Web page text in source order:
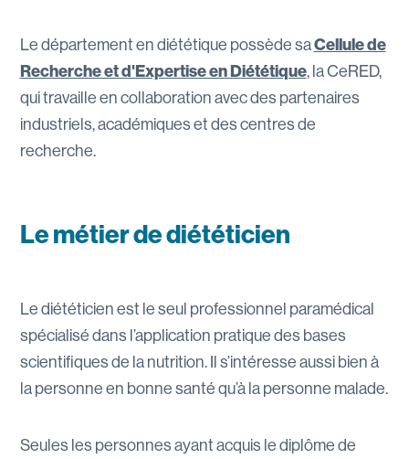
Le département en diététique possède saCellule de
Recherche et d'Expertise en Diététique,la CeRED,
qui travaille en collaboration avec des partenaires
industriels, académiques et des centres de
recherche.
Le métier de diététicien
Le diététicien est le seul professionnel paramédical
spécialisé dans l’application pratique des bases
scientifiques de la nutrition. Il s’intéresse aussi bien à
la personne en bonne santé qu’à la personne malade.
Seules les personnes ayant acquis le diplôme de